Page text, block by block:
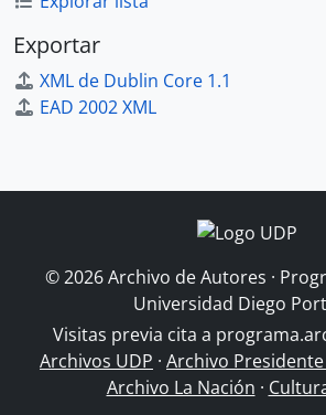
Exportar
XML de Dublin Core 1.1
EAD 2002 XML
© 2026 Archivo de Autores ·
Universidad Diego
Visitas previa cita a
Archivos UDP · Archivo
Archivo La Nación ·